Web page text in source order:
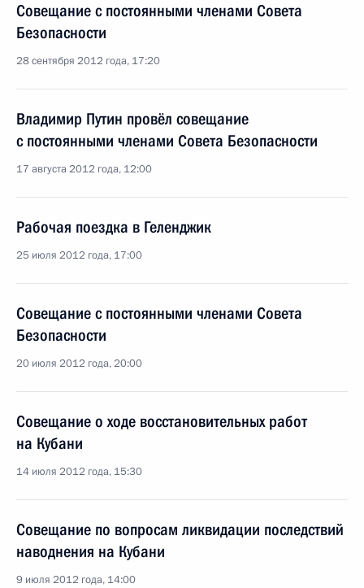
Совещание с постоянными членами Совета
Безопасности
28 сентября 2012 года, 17:20
Владимир Путин провёл совещание
с постоянными членами Совета Безопасности
17 августа 2012 года, 12:00
Рабочая поездка в Геленджик
25 июля 2012 года, 17:00
Совещание с постоянными членами Совета
Безопасности
20 июля 2012 года, 20:00
Совещание о ходе восстановительных работ
на Кубани
14 июля 2012 года, 15:30
Совещание по вопросам ликвидации последствий
наводнения на Кубани
9 июля 2012 года, 14:00